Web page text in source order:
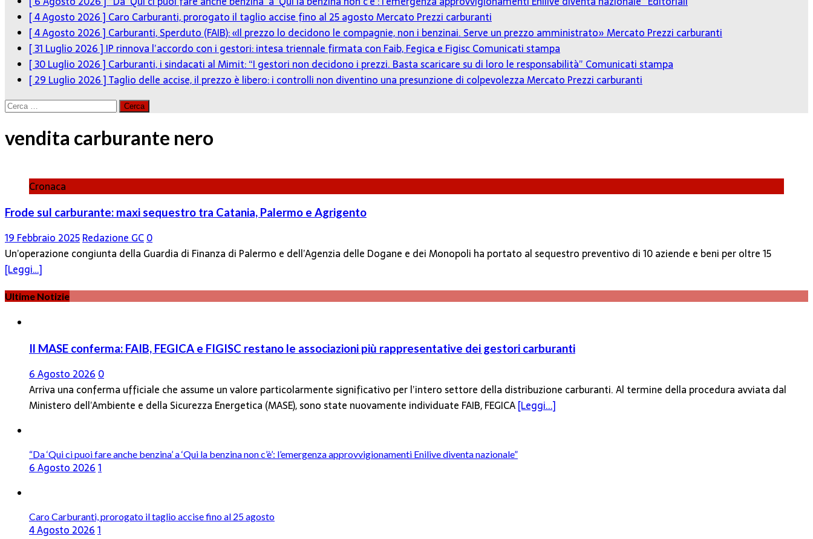
[ 4 Agosto 2026 ] Caro Carburanti, prorogato il taglio accise fino al 25 agostoMercato Prezzi carburanti
[ 4 Agosto 2026 ] Carburanti, Sperduto (FAIB): «Il prezzo lo decidono le compagnie, non i benzinai. Serve un prezzo amministrato»Mercato Prezzi carburanti
[ 31 Luglio 2026 ] IP rinnova l’accordo con i gestori: intesa triennale firmata con Faib, Fegica e FigiscComunicati stampa
[ 30 Luglio 2026 ] Carburanti, i sindacati al Mimit: “I gestori non decidono i prezzi. Basta scaricare su di loro le responsabilità” Comunicati stampa
[ 29 Luglio 2026 ]Taglio delle accise, il prezzo è libero: i controlli non diventino una presunzione di colpevolezzaMercato Prezzi carburanti
Ricerca
vendita carburante nero
Cronaca
Frode sul carburante: maxi sequestro tra Catania, Palermo e Agrigento
19 Febbraio 2025Redazione GC0
Un’operazione congiunta della Guardia di Finanza di Palermo e dell’Agenzia delle Dogane e dei Monopoli ha portato al sequestro preventivo di 10 aziende e beni per oltre 15
[Leggi…]
Ultime Notizie
Il MASE conferma: FAIB, FEGICA e FIGISC restano le associazioni più rappresentative dei gestori carburanti
6 Agosto 20260
Arriva una conferma ufficiale che assume un valore particolarmente significativo per l’intero settore della distribuzione carburanti. Al termine della procedura avviata dal
Ministero dell’Ambiente e della Sicurezza Energetica (MASE), sono state nuovamente individuate FAIB, FEGICA[Leggi...]
“Da ‘Qui ci puoi fare anche benzina’ a ‘Qui la benzina non c’è’: l’emergenza approvvigionamenti Enilive diventa nazionale”
6 Agosto 20261
Caro Carburanti, prorogato il taglio accise fino al 25 agosto
4 Agosto 20261